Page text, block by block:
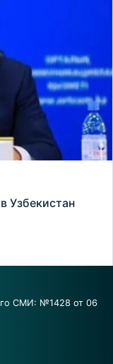
Узбекистан
СМИ: №1428 от 06